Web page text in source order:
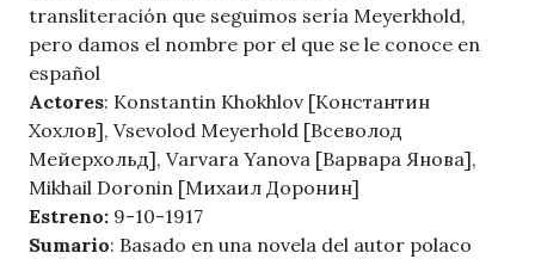
transliteración que seguimos sería Meyerkhold,
pero damos el nombre por el que se le conoce en
español
Actores: Konstantin Khokhlov [Константин
Хохлов], Vsevolod Meyerhold [Всеволод
Мейерхольд], Varvara Yanova [Варвара Янова],
Mikhail Doronin [Михаил Доронин]
Estreno: 9-10-1917
Sumario: Basado en una novela del autor polaco